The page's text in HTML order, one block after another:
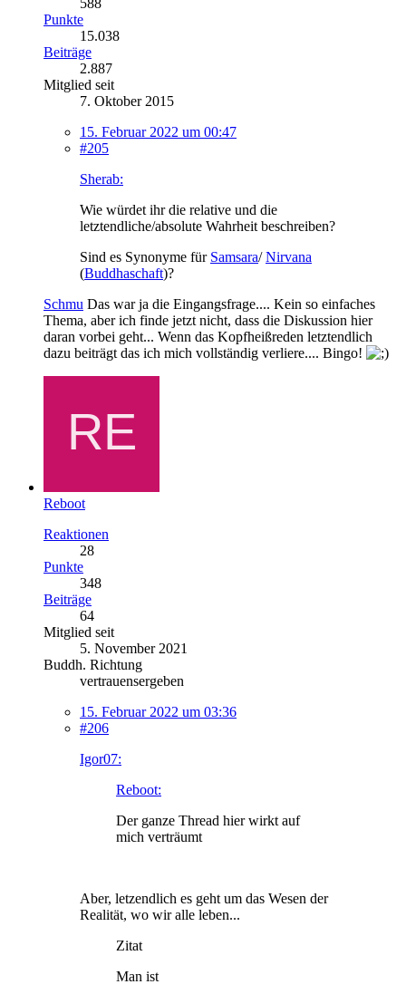
Punkte
15.038
Beiträge
2.887
Mitglied seit
7. Oktober 2015
15. Februar 2022 um 00:47
#205
Sherab:
Wie würdet ihr die relative und die
letztendliche/absolute Wahrheit beschreiben?
Sind es Synonyme für Samsara/Nirvana
(Buddhaschaft)?
Schmu Das war ja die Eingangsfrage.... Kein so einfaches
Thema, aber ich finde jetzt nicht, dass die Diskussion hier
daran vorbei geht... Wenn das Kopfheißreden letztendlich
dazu beiträgt das ich mich vollständig verliere.... Bingo!
Reboot
Reaktionen
28
Punkte
348
Beiträge
64
Mitglied seit
5. November 2021
Buddh. Richtung
vertrauensergeben
15. Februar 2022 um 03:36
#206
Igor07:
Reboot:
Der ganze Thread hier wirkt auf
mich verträumt
Aber, letzendlich es geht um das Wesen der
Realität, wo wir alle leben...
Zitat
Man ist